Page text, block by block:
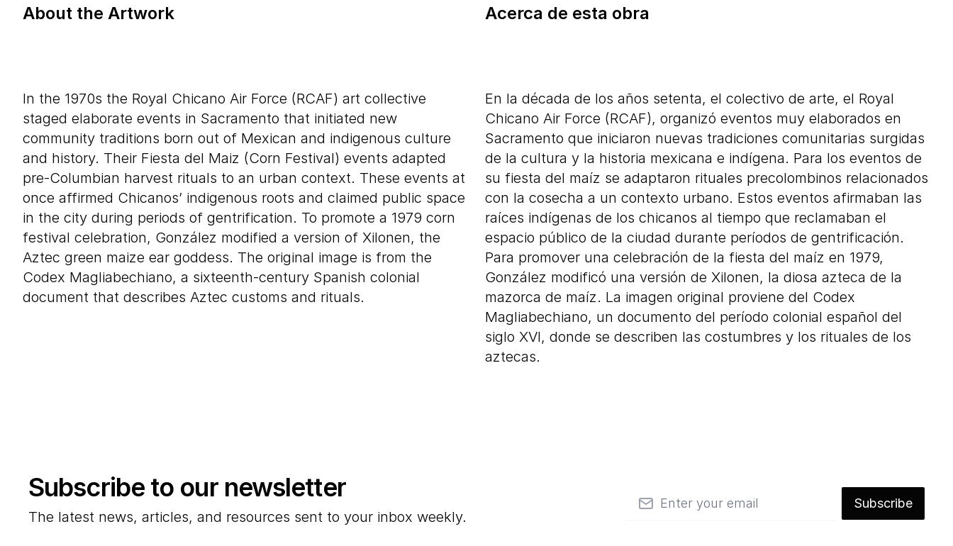
About the Artwork
In the 1970s the Royal Chicano Air Force (RCAF) art collective
staged elaborate events in Sacramento that initiated new
community traditions born out of Mexican and indigenous culture
and history. Their Fiesta del Maiz (Corn Festival) events adapted
pre-Columbian harvest rituals to an urban context. These events at
once affirmed Chicanos’ indigenous roots and claimed public space
in the city during periods of gentrification. To promote a 1979 corn
festival celebration, González modified a version of Xilonen, the
Aztec green maize ear goddess. The original image is from the
Codex Magliabechiano, a sixteenth-century Spanish colonial
document that describes Aztec customs and rituals.
Acerca de esta obra
En la década de los años setenta, el colectivo de arte, el Royal
Chicano Air Force (RCAF), organizó eventos muy elaborados en
Sacramento que iniciaron nuevas tradiciones comunitarias surgidas
de la cultura y la historia mexicana e indígena. Para los eventos de
su fiesta del maíz se adaptaron rituales precolombinos relacionados
con la cosecha a un contexto urbano. Estos eventos afirmaban las
raíces indígenas de los chicanos al tiempo que reclamaban el
espacio público de la ciudad durante períodos de gentrificación.
Para promover una celebración de la fiesta del maíz en 1979,
González modificó una versión de Xilonen, la diosa azteca de la
mazorca de maíz. La imagen original proviene del Codex
Magliabechiano, un documento del período colonial español del
siglo XVI, donde se describen las costumbres y los rituales de los
aztecas.
Subscribe to our newsletter
The latest news, articles, and resources sent to your inbox weekly.
Email
Subscribe